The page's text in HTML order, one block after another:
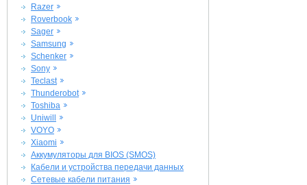
Razer
Roverbook
Sager
Samsung
Schenker
Sony
Teclast
Thunderobot
Toshiba
Uniwill
VOYO
Xiaomi
Аккумуляторы для BIOS (SMOS)
Кабели и устройства передачи данных
Сетевые кабели питания